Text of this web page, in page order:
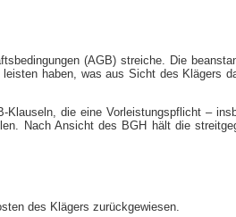
(AGB) streiche. Die
haben, was aus Sicht des Klägers
Klauseln, die eine Vorleistungspflicht –
Nach Ansicht des BGH hält die
des Klägers zurückgewiesen.